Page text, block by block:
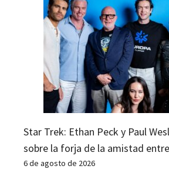
Star Trek: Ethan Peck y Paul
sobre la forja de la amistad
6 de agosto de 2026